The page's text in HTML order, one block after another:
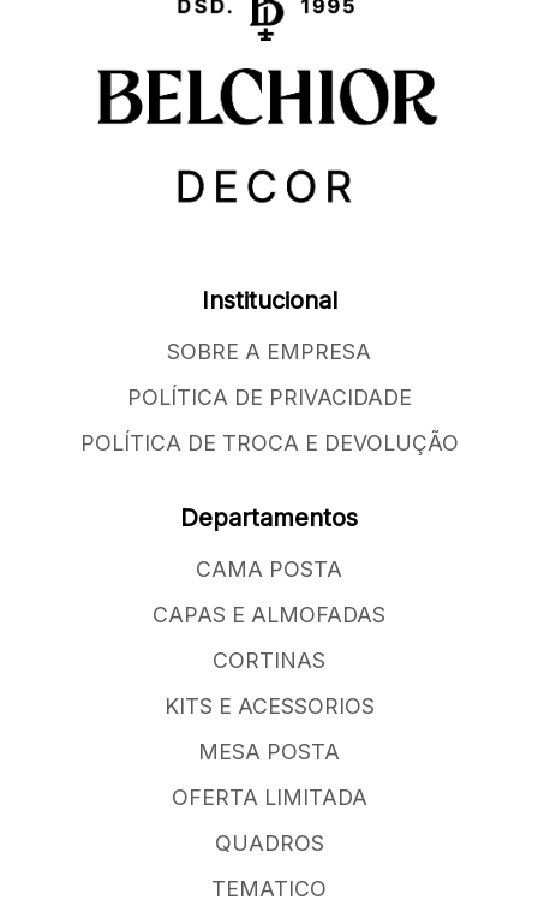
Institucional
SOBRE A EMPRESA
POLÍTICA DE PRIVACIDADE
POLÍTICA DE TROCA E DEVOLUÇÃO
Departamentos
CAMA POSTA
CAPAS E ALMOFADAS
CORTINAS
KITS E ACESSORIOS
MESA POSTA
OFERTA LIMITADA
QUADROS
TEMATICO